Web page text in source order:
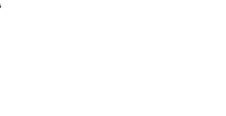
usr/local/apache2/htdocs/index.html
PID/Program name
97894/docker-proxy
733/sshd
13786/zabbix_agent2
1193/prometheus